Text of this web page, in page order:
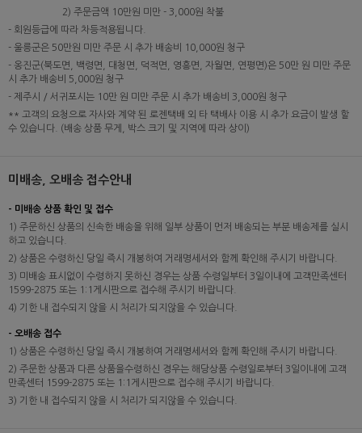
2) 주문금액 10만원 미만 - 3,000원 착불
- 회원등급에 따라 차등적용됩니다.
- 울릉군은 50만원 미만 주문 시 추가 배송비 10,000원 청구
- 옹진군(북도면, 백령면, 대청면, 덕적면, 영흥면, 자월면, 연평면)은 50만 원 미만 주문
시 추가 배송비 5,000원 청구
- 제주시 / 서귀포시는 10만 원 미만 주문 시 추가 배송비 3,000원 청구
** 고객의 요청으로 자사와 계약 된 로젠택배 외 타 택배사 이용 시 추가 요금이 발생 할
수 있습니다. (배송 상품 무게, 박스 크기 및 지역에 따라 상이)
미배송, 오배송 접수안내
- 미배송 상품 확인 및 접수
1) 주문하신 상품의 신속한 배송을 위해 일부 상품이 먼저 배송되는 부분 배송제를 실시
하고 있습니다.
2) 상품은 수령하신 당일 즉시 개봉하여 거래명세서와 함께 확인해 주시기 바랍니다.
3) 미배송 표시없이 수령하지 못하신 경우는 상품 수령일부터 3일이내에 고객만족센터
1599-2875 또는 1:1게시판으로 접수해 주시기 바랍니다.
4) 기한 내 접수되지 않을 시 처리가 되지않을 수 있습니다.
- 오배송 접수
1) 상품은 수령하신 당일 즉시 개봉하여 거래명세서와 함께 확인해 주시기 바랍니다.
2) 주문한 상품과 다른 상품을수령하신 경우는 해당상품 수령일로부터 3일이내에 고객
만족센터 1599-2875 또는 1:1게시판으로 접수해 주시기 바랍니다.
3) 기한 내 접수되지 않을 시 처리가 되지않을 수 있습니다.